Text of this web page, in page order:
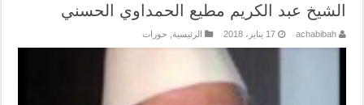
الشيخ عبد الكريم مطيع الحمداوي الحسني
achabibah 17 يناير، 2018 الرئيسية حورات